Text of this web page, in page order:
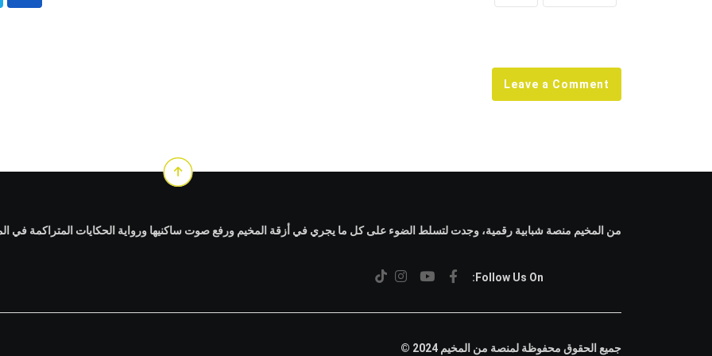
Leave a Comment
من المخيم منصة شبابية رقمية، وجدت لتسلط الضوء على كل ما يجري في أزقة المخيم ورفع صوت ساكنيها ورواية الحكايات المتراكمة في
Follow Us On:
جميع الحقوق محفوظة لمنصة من المخيم 2024 ©